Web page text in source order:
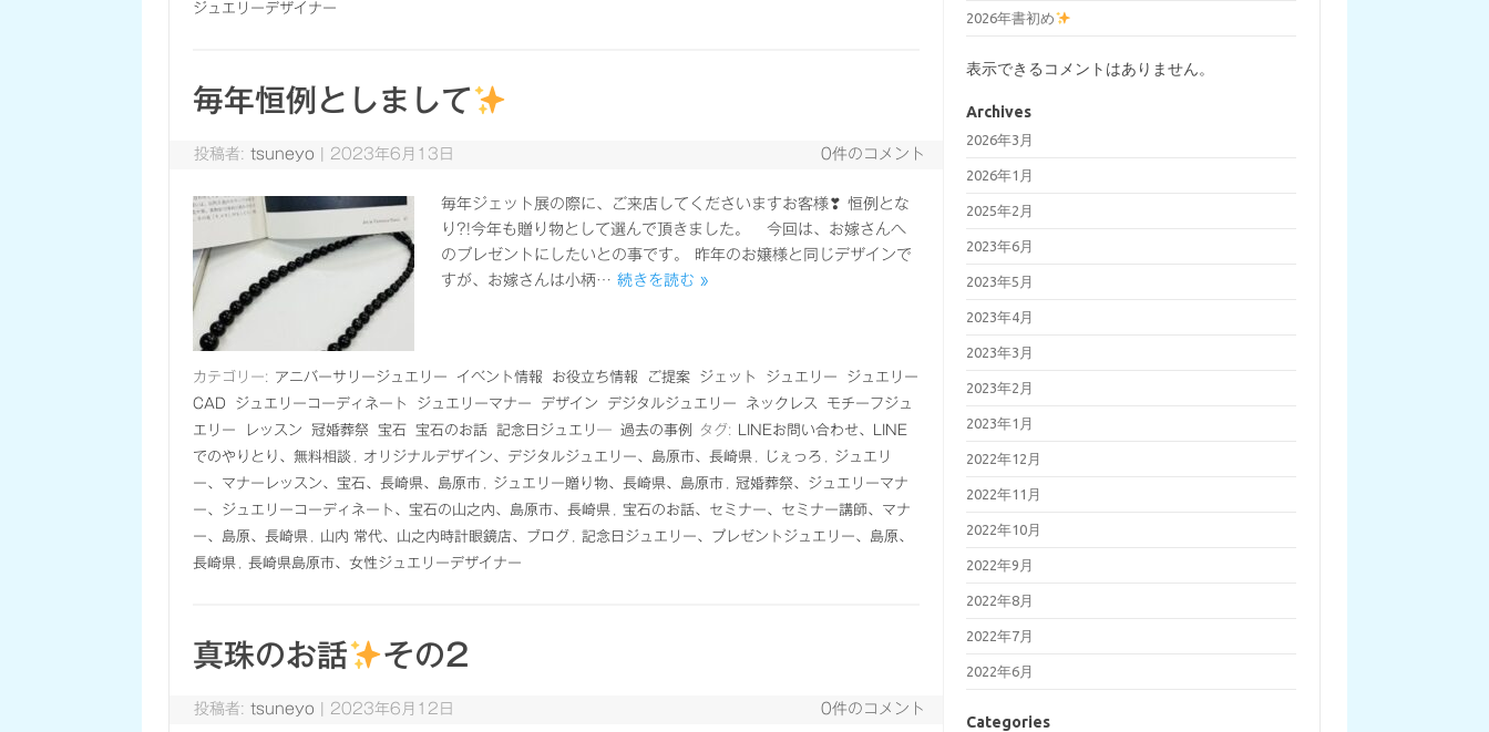
ジュエリーデザイナー
毎年恒例としまして
投稿者:tsuneyo 2023年6月13日 0件のコメント
毎年ジェット展の際に、ご来店してくださいますお客様❣ 恒例とな
り?!今年も贈り物として選んで頂きました。 今回は、お嫁さんへ
のプレゼントにしたいとの事です。 昨年のお嬢様と同じデザインで
すが、お嫁さんは小柄… 続きを読む »
カテゴリー: アニバーサリージュエリー イベント情報 お役立ち情報 ご提案 ジェット ジュエリー
ジュエリー
CAD
ジュエリーコーディネート ジュエリーマナー デザイン デジタルジュエリー ネックレス
モチーフジュ
エリー
レッスン 冠婚葬祭 宝石 宝石のお話 記念日ジュエリ― 過去の事例 タグ:
LINEお問い合わせ、LINE
でのやりとり、無料相談
オリジナルデザイン、デジタルジュエリー、島原市、長崎県 じぇっろ
ジュエリ
ー、マナーレッスン、宝石、長崎県、島原市
ジュエリー贈り物、長崎県、島原市
冠婚葬祭、ジュエリーマナ
ー、ジュエリーコーディネート、宝石の山之内、島原市、長崎県
宝石のお話、セミナー、セミナー講師、マナ
ー、島原、長崎県
山内 常代、山之内時計眼鏡店、ブログ
記念日ジュエリー、プレゼントジュエリー、島原、
長崎県
長崎県島原市、女性ジュエリーデザイナー
真珠のお話 その2
投稿者:tsuneyo 2023年6月12日 0件のコメント
2026年書初め
表示できるコメントはありません。
Archives
2026年3月
2026年1月
2025年2月
2023年6月
2023年5月
2023年4月
2023年3月
2023年2月
2023年1月
2022年12月
2022年11月
2022年10月
2022年9月
2022年8月
2022年7月
2022年6月
Categories